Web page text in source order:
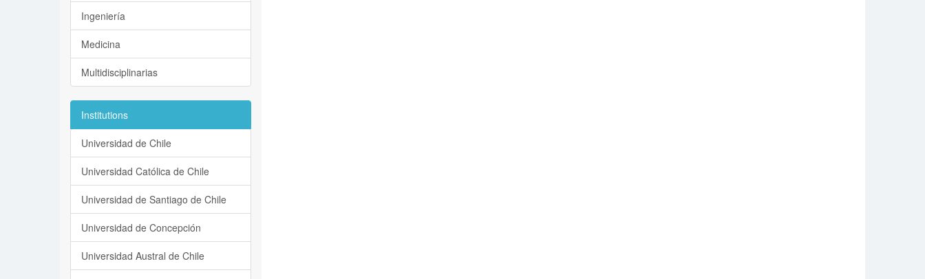
Ingeniería
Medicina
Multidisciplinarias
Institutions
Universidad de Chile
Universidad Católica de Chile
Universidad de Santiago de Chile
Universidad de Concepción
Universidad Austral de Chile